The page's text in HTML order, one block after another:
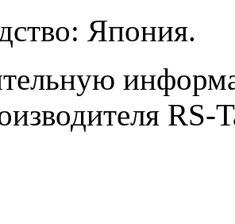
Япония.
RS-